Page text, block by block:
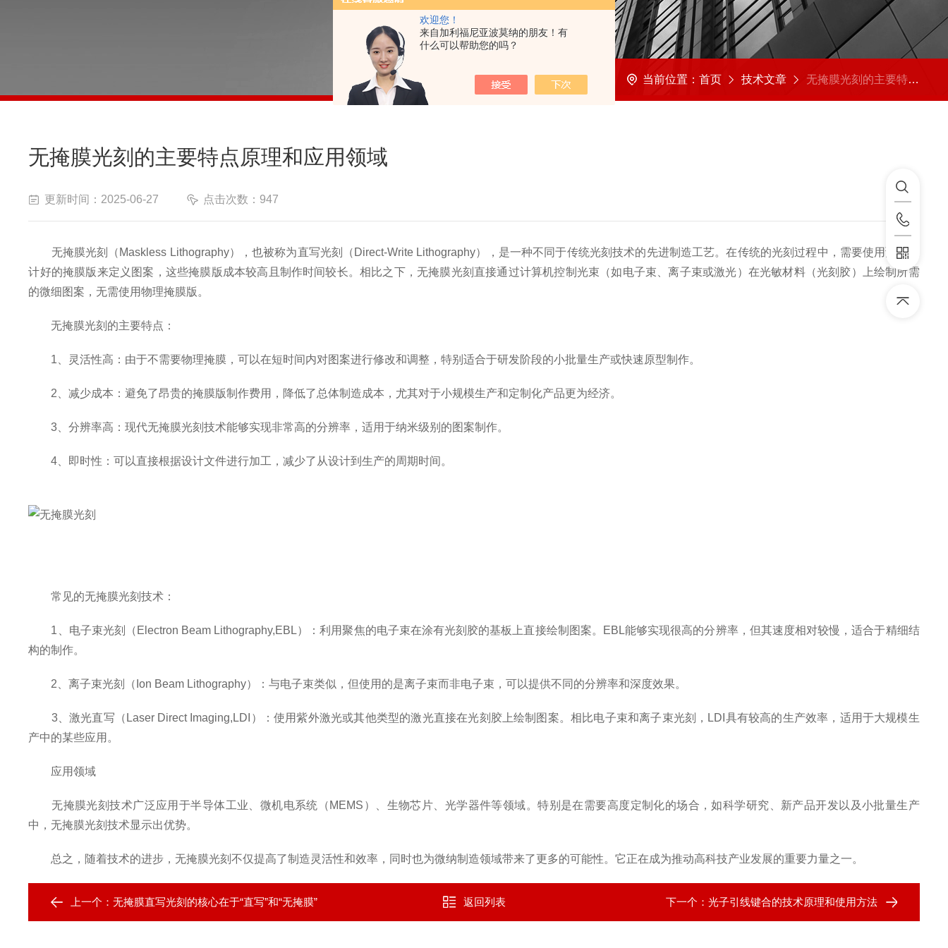
欢迎您！
来自加利福尼亚波莫纳的朋友！有
什么可以帮助您的吗？
当前位置： 首页 技术文章 无掩膜光刻的主要特点原理和应用领域
无掩膜光刻的主要特点原理和应用领域
更新时间：2025-06-27 点击次数：947
无掩膜光刻（Maskless Lithography），也被称为直写光刻（Direct-Write Lithography），是一种不同于传统光刻技术的先进制造工艺。在传统的光刻过程中，需要使用预先设
计好的掩膜版来定义图案，这些掩膜版成本较高且制作时间较长。相比之下，无掩膜光刻直接通过计算机控制光束（如电子束、离子束或激光）在光敏材料（光刻胶）上绘制所需
的微细图案，无需使用物理掩膜版。
无掩膜光刻的主要特点：
1、灵活性高：由于不需要物理掩膜，可以在短时间内对图案进行修改和调整，特别适合于研发阶段的小批量生产或快速原型制作。
2、减少成本：避免了昂贵的掩膜版制作费用，降低了总体制造成本，尤其对于小规模生产和定制化产品更为经济。
3、分辨率高：现代无掩膜光刻技术能够实现非常高的分辨率，适用于纳米级别的图案制作。
4、即时性：可以直接根据设计文件进行加工，减少了从设计到生产的周期时间。
常见的无掩膜光刻技术：
1、电子束光刻（Electron Beam Lithography,EBL）：利用聚焦的电子束在涂有光刻胶的基板上直接绘制图案。EBL能够实现很高的分辨率，但其速度相对较慢，适合于精细结
构的制作。
2、离子束光刻（Ion Beam Lithography）：与电子束类似，但使用的是离子束而非电子束，可以提供不同的分辨率和深度效果。
3、激光直写（Laser Direct Imaging,LDI）：使用紫外激光或其他类型的激光直接在光刻胶上绘制图案。相比电子束和离子束光刻，LDI具有较高的生产效率，适用于大规模生
产中的某些应用。
应用领域
无掩膜光刻技术广泛应用于半导体工业、微机电系统（MEMS）、生物芯片、光学器件等领域。特别是在需要高度定制化的场合，如科学研究、新产品开发以及小批量生产
中，无掩膜光刻技术显示出优势。
总之，随着技术的进步，无掩膜光刻不仅提高了制造灵活性和效率，同时也为微纳制造领域带来了更多的可能性。它正在成为推动高科技产业发展的重要力量之一。
上一个：无掩膜直写光刻的核心在于“直写”和“无掩膜” 返回列表 下一个： 光子引线键合的技术原理和使用方法